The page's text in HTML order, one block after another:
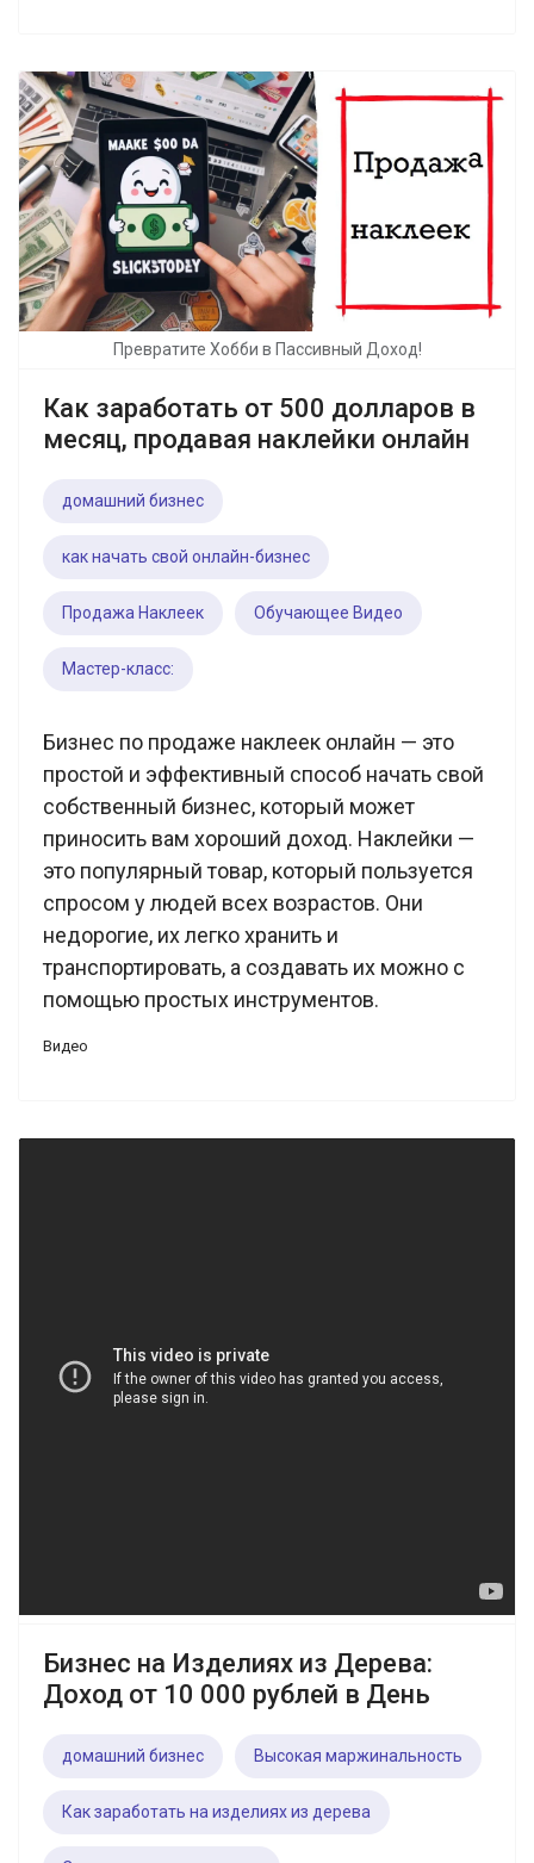
Превратите Хобби в Пассивный Доход!
Как заработать от 500 долларов в
месяц, продавая наклейки онлайн
домашний бизнес
как начать свой онлайн-бизнес
Продажа Наклеек Обучающее Видео
Мастер-класс:
Бизнес по продаже наклеек онлайн — это
простой и эффективный способ начать свой
собственный бизнес, который может
приносить вам хороший доход. Наклейки —
это популярный товар, который пользуется
спросом у людей всех возрастов. Они
недорогие, их легко хранить и
транспортировать, а создавать их можно с
помощью простых инструментов.
Видео
Бизнес на Изделиях из Дерева:
Доход от 10 000 рублей в День
домашний бизнес Высокая маржинальность
Как заработать на изделиях из дерева